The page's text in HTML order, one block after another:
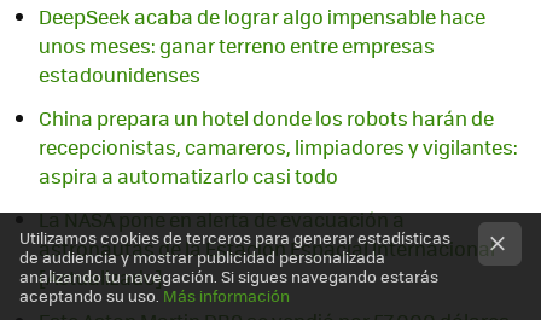
DeepSeek acaba de lograr algo impensable hace
unos meses: ganar terreno entre empresas
estadounidenses
China prepara un hotel donde los robots harán de
recepcionistas, camareros, limpiadores y vigilantes:
aspira a automatizarlo casi todo
La NASA pone en alerta de evacuación a
astronautas de la Estación Espacial Internacional
[Actualizado]
Utilizamos cookies de terceros para generar estadísticas
de audiencia y mostrar publicidad personalizada
analizando tu navegación. Si sigues navegando estarás
aceptando su uso.Más información